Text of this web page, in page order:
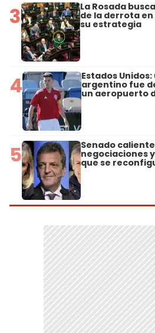
3 La Rosada
de la derrota
su estrategia
4 Estados
argentino fue
un aeropuerto
5 Senado
negociaciones
que se